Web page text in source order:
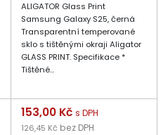
ALIGATOR Glass Print
Samsung Galaxy S25, černá
Transparentní temperované
sklo s tištěnými okraji Aligator
GLASS PRINT. Specifikace *
Tištěné...
Cena
153,00 Kč s DPH
126,45 Kč bez DPH